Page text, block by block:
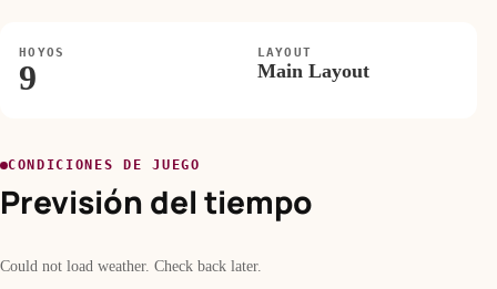
HOYOS
9
LAYOUT
Main Layout
CONDICIONES DE JUEGO
Previsión del tiempo
Could not load weather. Check back later.